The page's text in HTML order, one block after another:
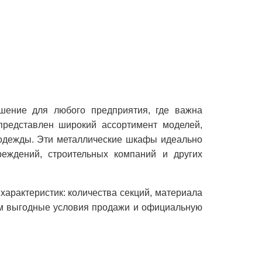
для любого предприятия, где важна
широкий ассортимент моделей,
Эти металлические шкафы идеально
строительных компаний и других
количества секций, материала
выгодные условия продажи и официальную